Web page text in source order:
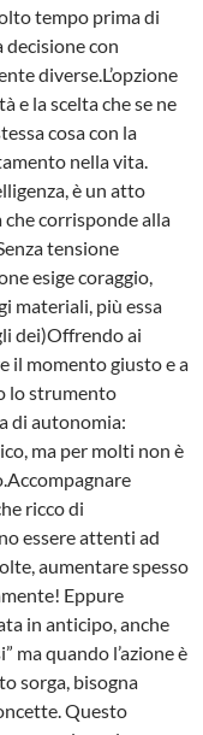
tempo prima di
con
diverse.L’opzione
e la scelta che se ne
cosa con la
nella vita.
è un atto
corrisponde alla
tensione
esige coraggio,
materiali, più essa
dei)Offrendo ai
il momento giusto e a
lo strumento
di autonomia:
ma per molti non è
ricco di
essere attenti ad
aumentare spesso
Eppure
in anticipo, anche
ma quando l’azione è
sorga, bisogna
Questo